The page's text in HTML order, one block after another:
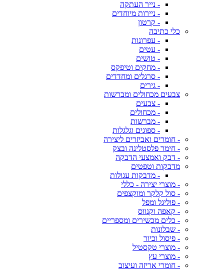
- נייר העתקה
- ניירות מיוחדים
- קרטון
כלי כתיבה
- עפרונות
- עטים
- טושים
- מחקים וטיפקס
- סרגלים ומחדדים
- גירים
צבעים מכחולים ומברשות
- צבעים
- מכחולים
- מברשות
- ספוגים וגלגלות
- חומרים ואביזרים ליצירה
- חימר פלסטלינה ובצק
- דבק ואמצעי הדבקה
מדבקות וטפטים
- מדבקות עגולות
- מוצרי יצירה - כללי
- סול קלקר ומוקצפים
- פוליגל ומפל
- קאפה וקנווס
- כלים מכשירים ומספריים
- שבלונות
- פיסול וכיור
- מוצרי טקסטיל
- מוצרי עץ
- חומרי אריזה ועיצוב